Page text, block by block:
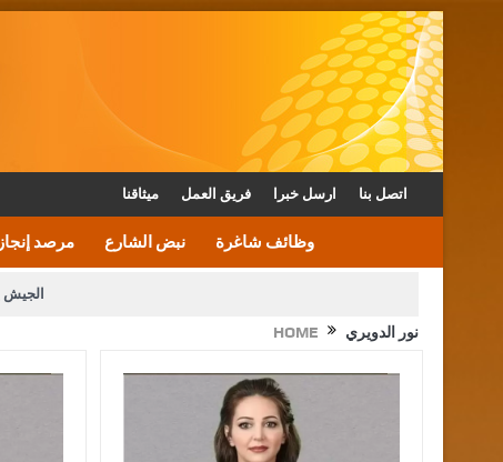
ميثاقنا فريق العمل ارسل خبرا اتصل بنا
مرصد إنجاز نبض الشارع وظائف شاغرة
الجيش
القاضي يلتقي رؤساء تحرير
الملك يتلقى اتصالا هاتفيا من العاهل البحريني
HOME نور الدويري